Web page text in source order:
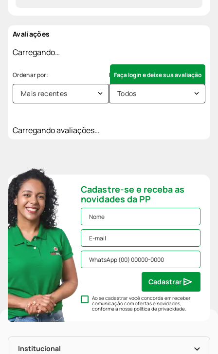
Avaliações
Carregando…
Faça login e deixe sua avaliação
Mais recentes Todos
Carregando avaliações…
Cadastre-se e receba as
novidades da PP
Ao se cadastrar você concorda em receber
comunicação com ofertas e novidades,
conforme a nossapolítica de privacidade.
Cadastrar
Institucional